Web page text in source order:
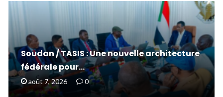
Soudan / TASIS : Une nouvelle architecture
fédérale pour…
août 7, 2026 0